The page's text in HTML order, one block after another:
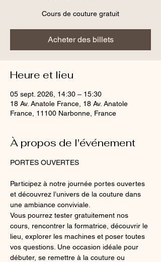
Cours de couture gratuit
Acheter des billets
Heure et lieu
05 sept. 2026, 14:30 – 15:30
18 Av. Anatole France, 18 Av. Anatole
France, 11100 Narbonne, France
À propos de l'événement
PORTES OUVERTES
Participez à notre journée portes ouvertes
et découvrez l’univers de la couture dans
une ambiance conviviale.
Vous pourrez tester gratuitement nos
cours, rencontrer la formatrice, découvrir le
lieu, explorer les machines et poser toutes
vos questions. Une occasion idéale pour
débuter, se remettre à la couture ou